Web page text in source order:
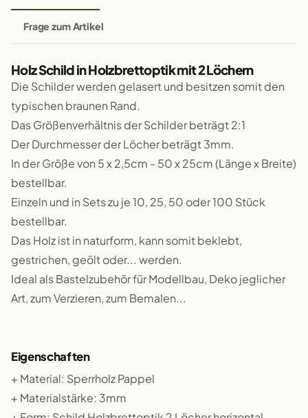
Frage zum Artikel
Holz Schild in Holzbrettoptik mit 2 Löchern
Die Schilder werden gelasert und besitzen somit den
typischen braunen Rand.
Das Größenverhältnis der Schilder beträgt 2:1
Der Durchmesser der Löcher beträgt 3mm.
In der Größe von 5 x 2,5cm - 50 x 25cm (Länge x Breite)
bestellbar.
Einzeln und in Sets zu je 10, 25, 50 oder 100 Stück
bestellbar.
Das Holz ist in naturform, kann somit beklebt,
gestrichen, geölt oder... werden.
Ideal als Bastelzubehör für Modellbau, Deko jeglicher
Art, zum Verzieren, zum Bemalen...
Eigenschaften
+ Material: Sperrholz Pappel
+ Materialstärke: 3mm